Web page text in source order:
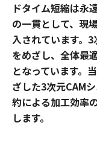
ドタイム短縮は永
の一貫として、現
入されています。
をめざし、全体最
となっています。
ざした3次元CAM
約による加工効率
します。